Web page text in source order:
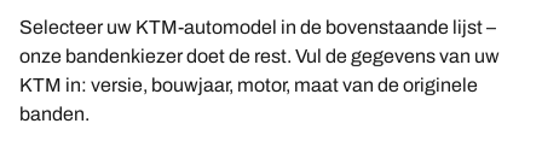
Selecteer uw KTM-automodel in de bovenstaande lijst –
onze bandenkiezer doet de rest. Vul de gegevens van uw
KTM in: versie, bouwjaar, motor, maat van de originele
banden.